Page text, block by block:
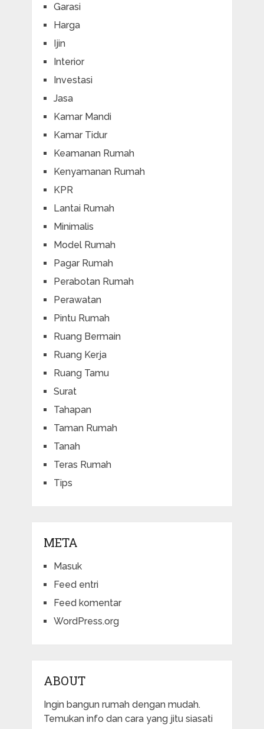
Garasi
Harga
Ijin
Interior
Investasi
Jasa
Kamar Mandi
Kamar Tidur
Keamanan Rumah
Kenyamanan Rumah
KPR
Lantai Rumah
Minimalis
Model Rumah
Pagar Rumah
Perabotan Rumah
Perawatan
Pintu Rumah
Ruang Bermain
Ruang Kerja
Ruang Tamu
Surat
Tahapan
Taman Rumah
Tanah
Teras Rumah
Tips
META
Masuk
Feed entri
Feed komentar
WordPress.org
ABOUT
Ingin bangun rumah dengan mudah.
Temukan info dan cara yang jitu siasati